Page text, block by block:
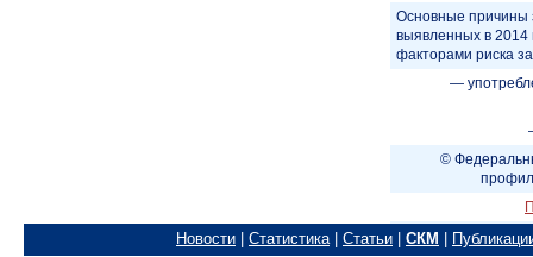
Основные причины
выявленных в 2014
факторами риска
—
©
Новости Статистика| Статьи СКМ